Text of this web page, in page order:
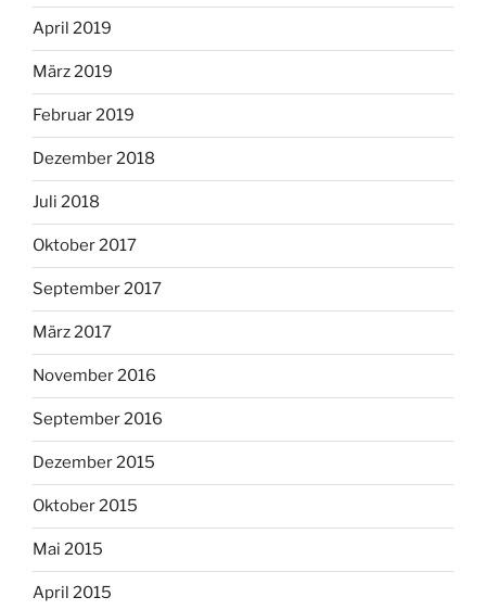
April 2019
März 2019
Februar 2019
Dezember 2018
Juli 2018
Oktober 2017
September 2017
März 2017
November 2016
September 2016
Dezember 2015
Oktober 2015
Mai 2015
April 2015